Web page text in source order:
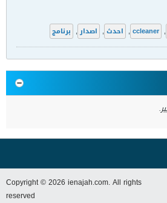
,
ccleaner
, احدث , اصدار , برنامج
Copyright © 2026 ienajah.com. All rights
reserved